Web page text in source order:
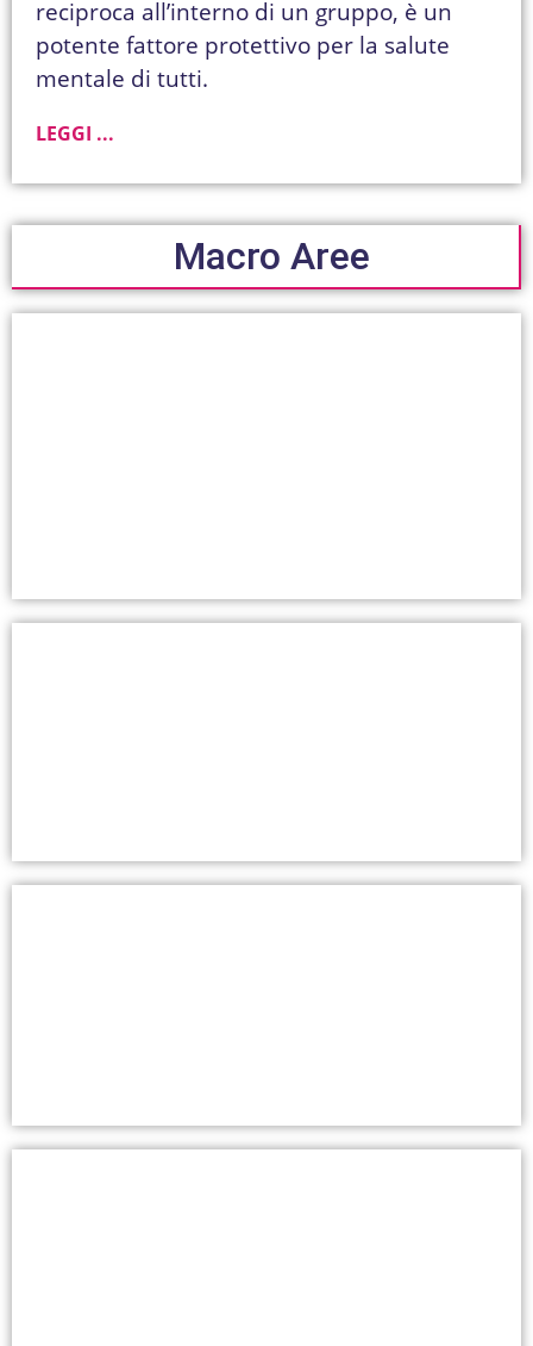
reciproca all’interno di un gruppo, è un
potente fattore protettivo per la salute
mentale di tutti.
LEGGI ...
Macro Aree